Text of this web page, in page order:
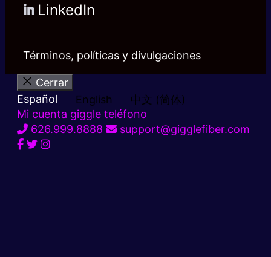
LinkedIn
Términos, políticas y divulgaciones
Cerrar
Español
English
中文 (简体)
Mi cuenta giggle teléfono
626.999.8888
support@gigglefiber.com